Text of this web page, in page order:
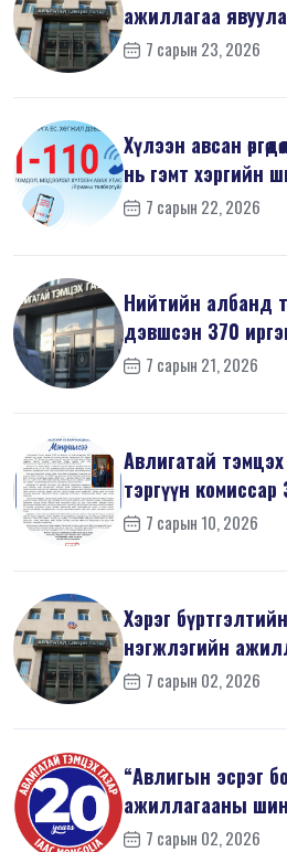
ажиллагаа
7 сарын 23, 2026
Хүлээн авсан
нь гэмт хэргийн
7 сарын 22, 2026
Нийтийн албанд
дэвшсэн 370
мэдүүл...
7 сарын 21, 2026
Авлигатай
тэргүүн
мэндчил...
7 сарын 10, 2026
Хэрэг
нэгжлэгийн
7 сарын 02, 2026
“Авлигын эсрэг
ажиллагааны
шинжилгээний б...
7 сарын 02, 2026